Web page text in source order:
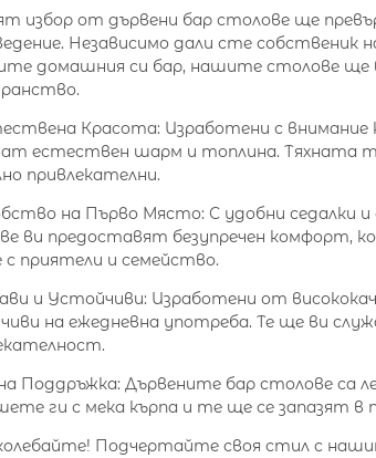
избор от дървени бар столове ще
Независимо дали сте
домашния си бар, нашите столове ще
Красота: Изработени с
естествен шарм и топлина. Тяхната
привлекателни.
на Първо Място: С удобни седалки
ви предоставят безупречен комфорт,
с приятели и семейство.
и Устойчиви: Изработени от
на ежедневна употреба. Те ще ви
Поддръжка: Дървените бар столове са
ги с мека кърпа и те ще се запазят в
Подчертайте своя стил с